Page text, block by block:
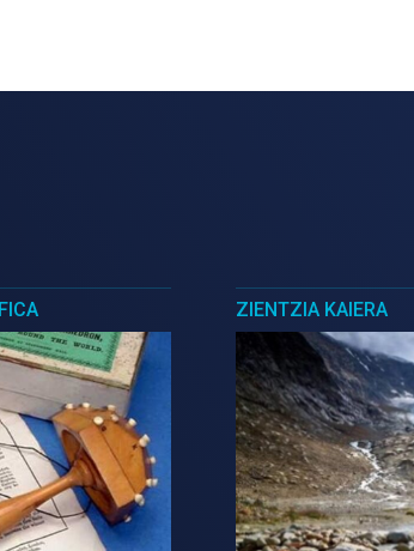
ZIENTZIA KAIERA